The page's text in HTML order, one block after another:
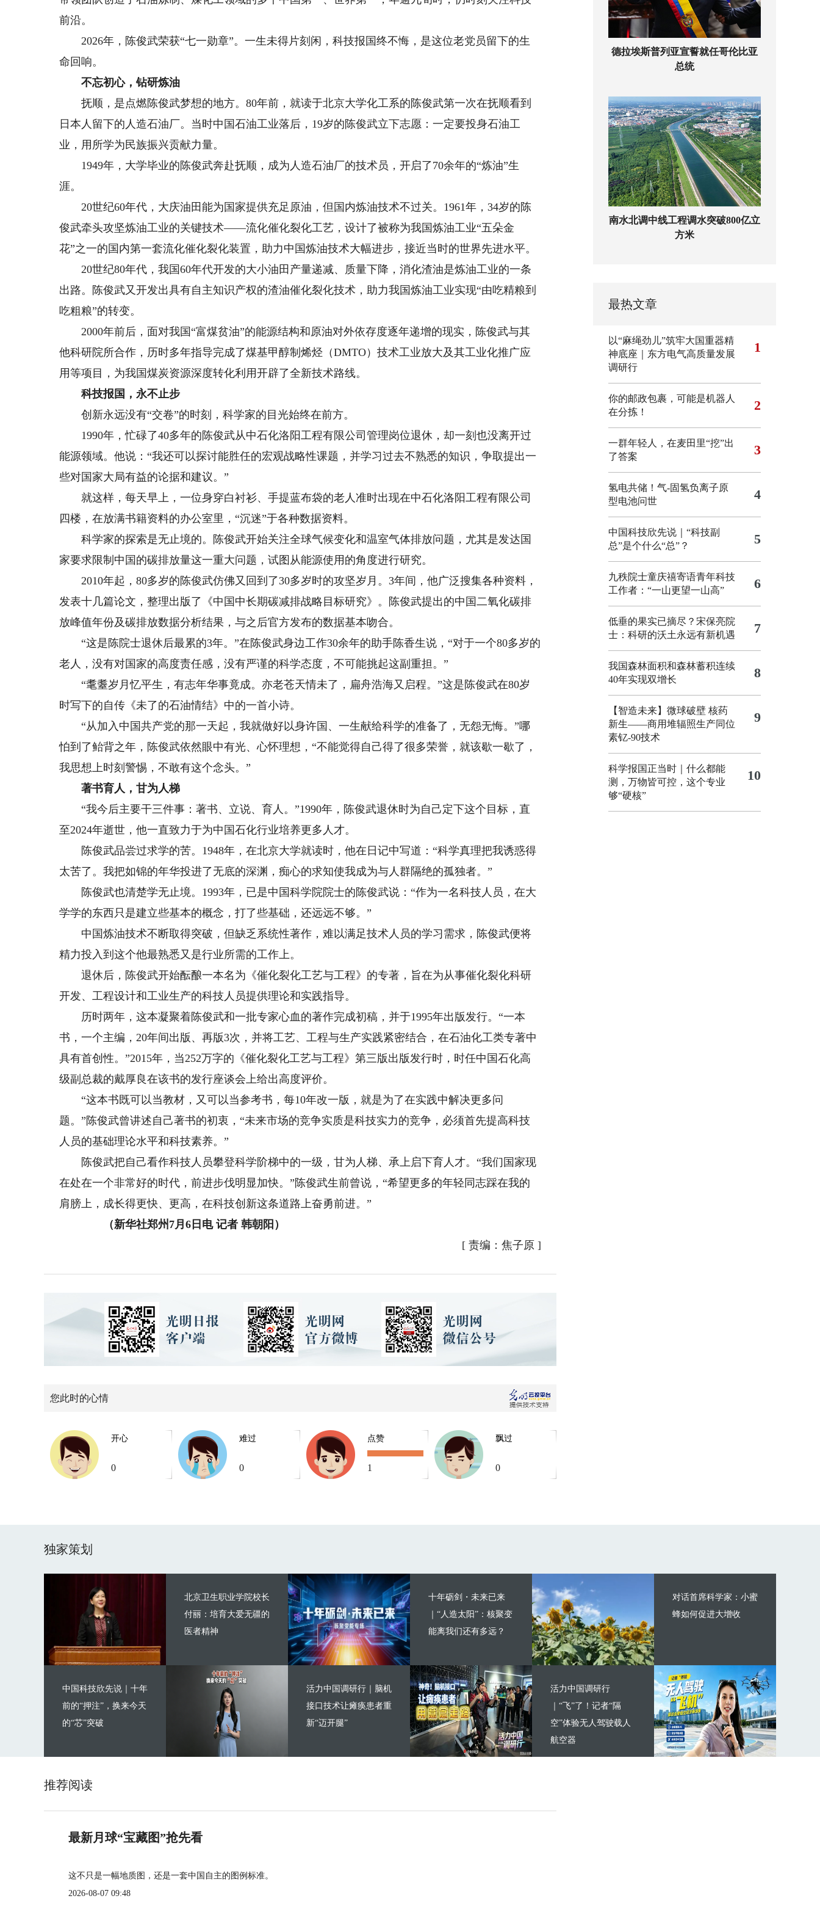
前沿。
2026年，陈俊武荣获“七一勋章”。一生未得片刻闲，科技报国终不悔，是这位老党员留下的生
命回响。
不忘初心，钻研炼油
抚顺，是点燃陈俊武梦想的地方。80年前，就读于北京大学化工系的陈俊武第一次在抚顺看到
日本人留下的人造石油厂。当时中国石油工业落后，19岁的陈俊武立下志愿：一定要投身石油工
业，用所学为民族振兴贡献力量。
1949年，大学毕业的陈俊武奔赴抚顺，成为人造石油厂的技术员，开启了70余年的“炼油”生
涯。
20世纪60年代，大庆油田能为国家提供充足原油，但国内炼油技术不过关。1961年，34岁的陈
俊武牵头攻坚炼油工业的关键技术——流化催化裂化工艺，设计了被称为我国炼油工业“五朵金
花”之一的国内第一套流化催化裂化装置，助力中国炼油技术大幅进步，接近当时的世界先进水平。
20世纪80年代，我国60年代开发的大小油田产量递减、质量下降，消化渣油是炼油工业的一条
出路。陈俊武又开发出具有自主知识产权的渣油催化裂化技术，助力我国炼油工业实现“由吃精粮到
吃粗粮”的转变。
2000年前后，面对我国“富煤贫油”的能源结构和原油对外依存度逐年递增的现实，陈俊武与其
他科研院所合作，历时多年指导完成了煤基甲醇制烯烃（DMTO）技术工业放大及其工业化推广应
用等项目，为我国煤炭资源深度转化利用开辟了全新技术路线。
科技报国，永不止步
创新永远没有“交卷”的时刻，科学家的目光始终在前方。
1990年，忙碌了40多年的陈俊武从中石化洛阳工程有限公司管理岗位退休，却一刻也没离开过
能源领域。他说：“我还可以探讨能胜任的宏观战略性课题，并学习过去不熟悉的知识，争取提出一
些对国家大局有益的论据和建议。”
就这样，每天早上，一位身穿白衬衫、手提蓝布袋的老人准时出现在中石化洛阳工程有限公司
四楼，在放满书籍资料的办公室里，“沉迷”于各种数据资料。
科学家的探索是无止境的。陈俊武开始关注全球气候变化和温室气体排放问题，尤其是发达国
家要求限制中国的碳排放量这一重大问题，试图从能源使用的角度进行研究。
2010年起，80多岁的陈俊武仿佛又回到了30多岁时的攻坚岁月。3年间，他广泛搜集各种资料，
发表十几篇论文，整理出版了《中国中长期碳减排战略目标研究》。陈俊武提出的中国二氧化碳排
放峰值年份及碳排放数据分析结果，与之后官方发布的数据基本吻合。
“这是陈院士退休后最累的3年。”在陈俊武身边工作30余年的助手陈香生说，“对于一个80多岁的
老人，没有对国家的高度责任感，没有严谨的科学态度，不可能挑起这副重担。”
“耄耋岁月忆平生，有志年华事竟成。亦老苍天情未了，扁舟浩海又启程。”这是陈俊武在80岁
时写下的自传《未了的石油情结》中的一首小诗。
“从加入中国共产党的那一天起，我就做好以身许国、一生献给科学的准备了，无怨无悔。”哪
怕到了鲐背之年，陈俊武依然眼中有光、心怀理想，“不能觉得自己得了很多荣誉，就该歇一歇了，
我思想上时刻警惕，不敢有这个念头。”
著书育人，甘为人梯
“我今后主要干三件事：著书、立说、育人。”1990年，陈俊武退休时为自己定下这个目标，直
至2024年逝世，他一直致力于为中国石化行业培养更多人才。
陈俊武品尝过求学的苦。1948年，在北京大学就读时，他在日记中写道：“科学真理把我诱惑得
太苦了。我把如锦的年华投进了无底的深渊，痴心的求知使我成为与人群隔绝的孤独者。”
陈俊武也清楚学无止境。1993年，已是中国科学院院士的陈俊武说：“作为一名科技人员，在大
学学的东西只是建立些基本的概念，打了些基础，还远远不够。”
中国炼油技术不断取得突破，但缺乏系统性著作，难以满足技术人员的学习需求，陈俊武便将
精力投入到这个他最熟悉又是行业所需的工作上。
退休后，陈俊武开始酝酿一本名为《催化裂化工艺与工程》的专著，旨在为从事催化裂化科研
开发、工程设计和工业生产的科技人员提供理论和实践指导。
历时两年，这本凝聚着陈俊武和一批专家心血的著作完成初稿，并于1995年出版发行。“一本
书，一个主编，20年间出版、再版3次，并将工艺、工程与生产实践紧密结合，在石油化工类专著中
具有首创性。”2015年，当252万字的《催化裂化工艺与工程》第三版出版发行时，时任中国石化高
级副总裁的戴厚良在该书的发行座谈会上给出高度评价。
“这本书既可以当教材，又可以当参考书，每10年改一版，就是为了在实践中解决更多问
题。”陈俊武曾讲述自己著书的初衷，“未来市场的竞争实质是科技实力的竞争，必须首先提高科技
人员的基础理论水平和科技素养。”
陈俊武把自己看作科技人员攀登科学阶梯中的一级，甘为人梯、承上启下育人才。“我们国家现
在处在一个非常好的时代，前进步伐明显加快。”陈俊武生前曾说，“希望更多的年轻同志踩在我的
肩膀上，成长得更快、更高，在科技创新这条道路上奋勇前进。”
（新华社郑州7月6日电 记者 韩朝阳）
[ 责编：焦子原 ]
您此时的心情
开心
0
难过
0
点赞
1
飘过
0
德拉埃斯普列亚宣誓就任哥伦比亚
总统
南水北调中线工程调水突破800亿立
方米
最热文章
以“麻绳劲儿”筑牢大国重器精
神底座｜东方电气高质量发展
调研行
1
你的邮政包裹，可能是机器人
在分拣！
2
一群年轻人，在麦田里“挖”出
了答案
3
氢电共储！气-固氢负离子原
型电池问世
4
中国科技欣先说｜“科技副
总”是个什么“总”？
5
九秩院士童庆禧寄语青年科技
工作者：“一山更望一山高”
6
低垂的果实已摘尽？宋保亮院
士：科研的沃土永远有新机遇
7
我国森林面积和森林蓄积连续
40年实现双增长
8
【智造未来】微球破壁 核药
新生——商用堆辐照生产同位
素钇-90技术
9
科学报国正当时｜什么都能
测，万物皆可控，这个专业
够“硬核”
10
独家策划
北京卫生职业学院校长
付丽：培育大爱无疆的
医者精神
中国科技欣先说｜十年
前的“押注”，换来今天
的“芯”突破
十年砺剑・未来已来
｜“人造太阳”：核聚变
能离我们还有多远？
活力中国调研行｜脑机
接口技术让瘫痪患者重
新“迈开腿”
对话首席科学家：小蜜
蜂如何促进大增收
活力中国调研行
｜“飞”了！记者“隔
空”体验无人驾驶载人
航空器
推荐阅读
最新月球“宝藏图”抢先看
这不只是一幅地质图，还是一套中国自主的图例标准。
2026-08-07 09:48